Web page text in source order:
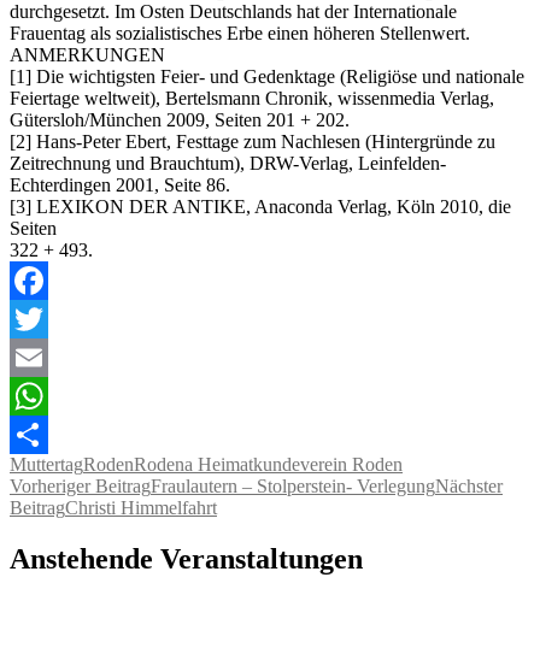
durchgesetzt. Im Osten Deutschlands hat der Internationale
Frauentag als sozialistisches Erbe einen höheren Stellenwert.
ANMERKUNGEN
[1] Die wichtigsten Feier- und Gedenktage (Religiöse und nationale
Feiertage weltweit), Bertelsmann Chronik, wissenmedia Verlag,
Gütersloh/München 2009, Seiten 201 + 202.
[2] Hans-Peter Ebert, Festtage zum Nachlesen (Hintergründe zu
Zeitrechnung und Brauchtum), DRW-Verlag, Leinfelden-
Echterdingen 2001, Seite 86.
[3] LEXIKON DER ANTIKE, Anaconda Verlag, Köln 2010, die
Seiten
322 + 493.
Facebook
Twitter
Email
WhatsApp
Teilen
MuttertagRodenRodena Heimatkundeverein Roden
Beitragsnavigation
Vorheriger BeitragFraulautern – Stolperstein- VerlegungNächster
BeitragChristi Himmelfahrt
Anstehende Veranstaltungen